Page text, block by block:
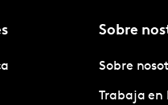
Sobre
Sobre
Trabaja en